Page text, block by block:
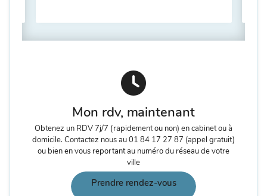
Mon rdv, maintenant
Obtenez un RDV 7j/7 (rapidement ou non) en cabinet ou à
domicile. Contactez nous au01 84 17 27 87 (appel gratuit)
ou bien en vous reportant au numéro du réseau de votre
ville
Prendre rendez-vous